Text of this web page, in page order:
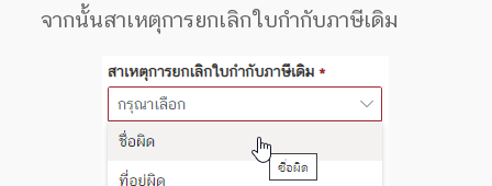
จากนั้นสาเหตุการยกเลิกใบกำกับภาษีเดิม